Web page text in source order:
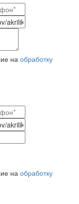
на обработку
на обработку